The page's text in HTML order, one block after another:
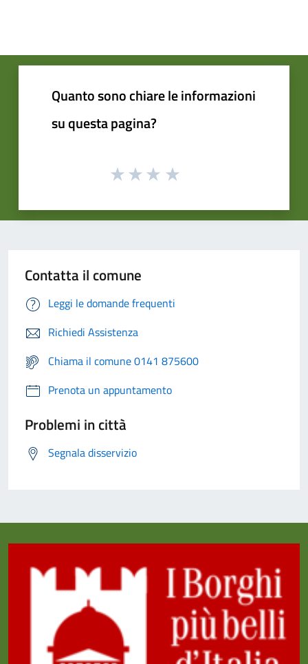
Quanto sono chiare le informazioni
su questa pagina?
Contatta il comune
Leggi le domande frequenti
Richiedi Assistenza
Chiama il comune 0141 875600
Prenota un appuntamento
Problemi in città
Segnala disservizio